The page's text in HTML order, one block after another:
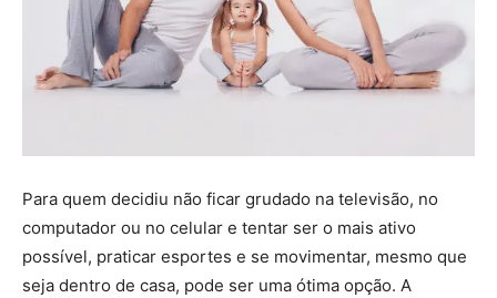
Para quem decidiu não ficar grudado na televisão, no
computador ou no celular e tentar ser o mais ativo
possível, praticar esportes e se movimentar, mesmo que
seja dentro de casa, pode ser uma ótima opção. A